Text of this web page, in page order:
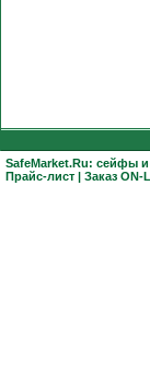
SafeMarket.Ru: сейфы и
Прайс-лист | Заказ ON-